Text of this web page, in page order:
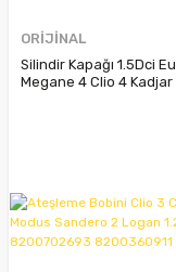
ORİJİNAL
Silindir Kapağı 1.5Dci
Megane 4 Clio 4 Kadjar